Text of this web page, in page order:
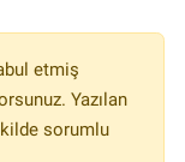
etmiş
Yazılan
sorumlu